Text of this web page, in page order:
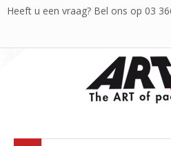
Heeft u een vraag? Bel ons op 03